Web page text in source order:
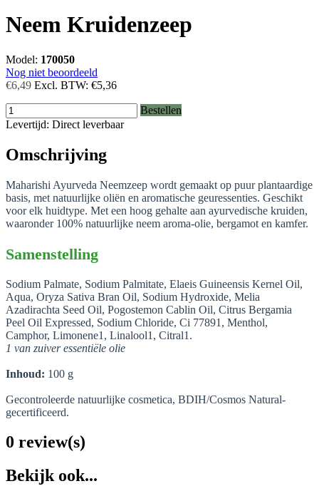
Neem Kruidenzeep
Model: 170050
Nog niet beoordeeld
€6,49 Excl. BTW: €5,36
Bestellen
Levertijd: Direct leverbaar
Omschrijving
Maharishi Ayurveda Neemzeep wordt gemaakt op puur plantaardige
basis, met natuurlijke oliën en aromatische geuressenties. Geschikt
voor elk huidtype. Met een hoog gehalte aan ayurvedische kruiden,
waaronder 100% natuurlijke neem aroma-olie, bergamot en kamfer.
Samenstelling
Sodium Palmate, Sodium Palmitate, Elaeis Guineensis Kernel Oil,
Aqua, Oryza Sativa Bran Oil, Sodium Hydroxide, Melia
Azadirachta Seed Oil, Pogostemon Cablin Oil, Citrus Bergamia
Peel Oil Expressed, Sodium Chloride, Ci 77891, Menthol,
Camphor, Limonene1, Linalool1, Citral1.
1 van zuiver essentiële olie
Inhoud: 100 g
Gecontroleerde natuurlijke cosmetica, BDIH/Cosmos Natural-
gecertificeerd.
0 review(s)
Bekijk ook...